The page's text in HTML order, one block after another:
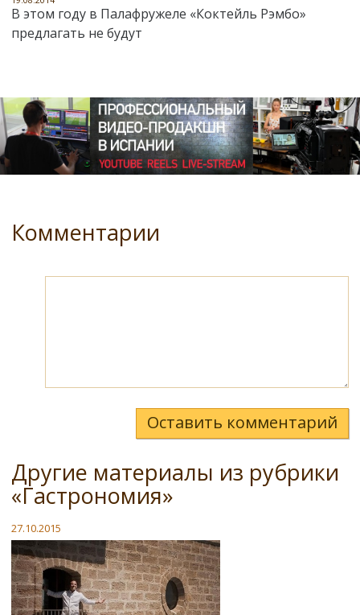
В этом году в Палафружеле «Коктейль Рэмбо»
предлагать не будут
Комментарии
Оставить комментарий
Другие материалы из рубрики
«Гастрономия»
27.10.2015